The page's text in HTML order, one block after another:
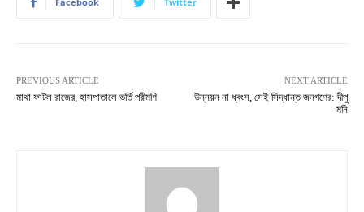
PREVIOUS ARTICLE
মাথা ফাটল রাজের, হাসপাতালে ভর্তি পরীমণি
NEXT ARTICLE
উন্নয়ন না ধ্বংস, সেই সিদ্ধান্ত জনগণের: দীপু
মনি